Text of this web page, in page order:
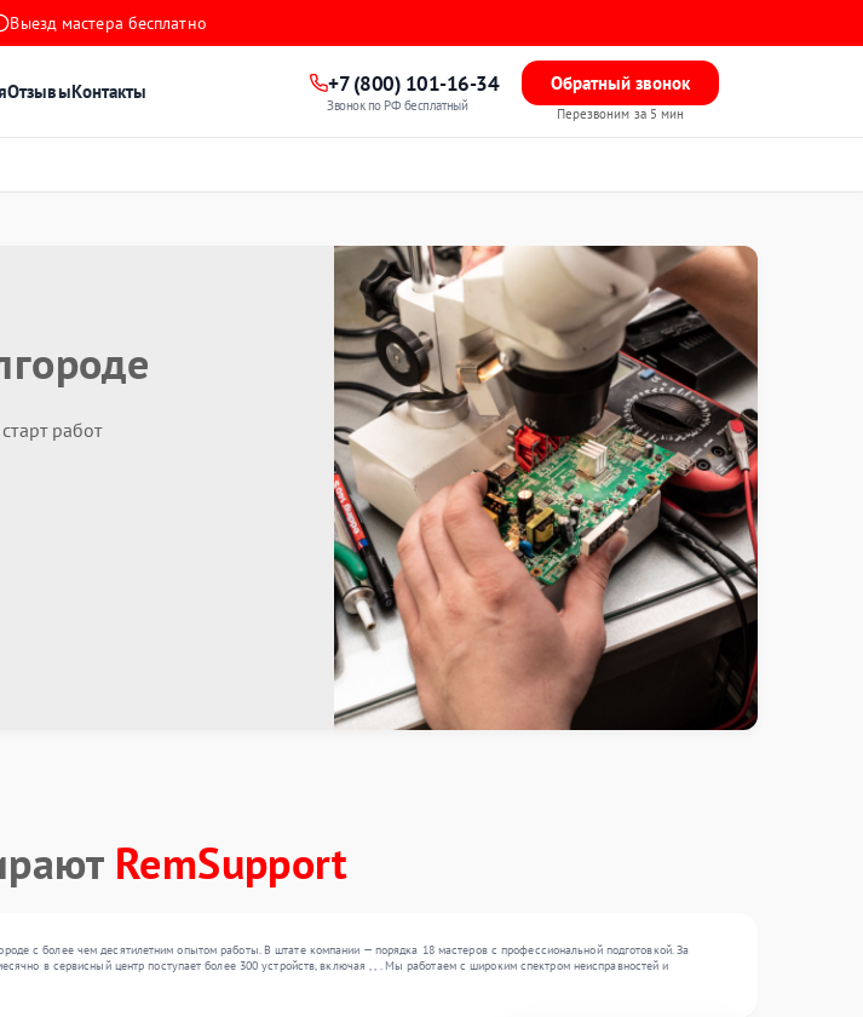
Выезд мастера бесплатно
ОтзывыКонтакты +7 (800) 101-16-34
Звонок по РФ бесплатный
Обратный звонок
Перезвоним за 5 мин
работ
RemSupport
с более чем десятилетним опытом работы. В штате компании — порядка 18 мастеров с профессиональной подготовкой. За
в сервисный центр поступает более 300 устройств, включая , , . Мы работаем с широким спектром неисправностей и